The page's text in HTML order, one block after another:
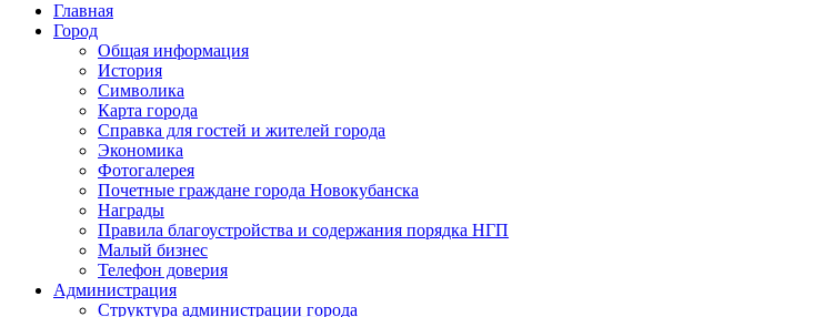
Главная
Город
Общая информация
История
Символика
Карта города
Справка для гостей и жителей города
Экономика
Фотогалерея
Почетные граждане города Новокубанска
Награды
Правила благоустройства и содержания порядка НГП
Малый бизнес
Телефон доверия
Администрация
Структура администрации города